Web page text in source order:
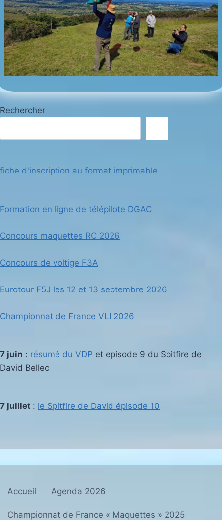
Rechercher
fiche d'inscription au format imprimable
Formation en ligne de télépilote DGAC
Concours maquettes RC 2026
Concours de voltige F3A
Eurotour F5J les 12 et 13 septembre 2026
Championnat de France VLI 2026
7 juin : résumé du VDP et episode 9 du Spitfire de
David Bellec
7 juillet : le Spitfire de David épisode 10
Accueil Agenda 2026
Championnat de France « Maquettes » 2025